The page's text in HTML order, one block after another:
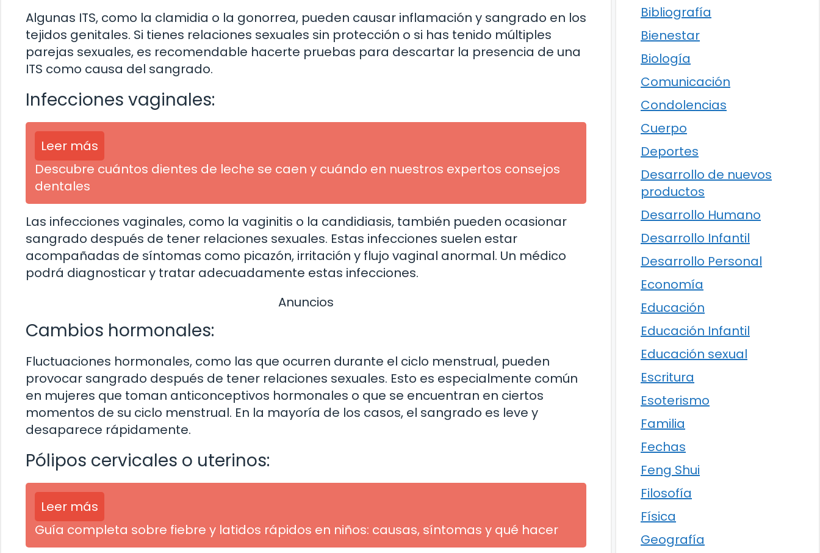
Algunas ITS, como la clamidia o la gonorrea, pueden causar inflamación y sangrado en los
tejidos genitales. Si tienes relaciones sexuales sin protección o si has tenido múltiples
parejas sexuales, es recomendable hacerte pruebas para descartar la presencia de una
ITS como causa del sangrado.
Infecciones vaginales:
Leer más
Descubre cuántos dientes de leche se caen y cuándo en nuestros expertos consejos
dentales
Las infecciones vaginales, como la vaginitis o la candidiasis, también pueden ocasionar
sangrado después de tener relaciones sexuales. Estas infecciones suelen estar
acompañadas de síntomas como picazón, irritación y flujo vaginal anormal. Un médico
podrá diagnosticar y tratar adecuadamente estas infecciones.
Anuncios
Cambios hormonales:
Fluctuaciones hormonales, como las que ocurren durante el ciclo menstrual, pueden
provocar sangrado después de tener relaciones sexuales. Esto es especialmente común
en mujeres que toman anticonceptivos hormonales o que se encuentran en ciertos
momentos de su ciclo menstrual. En la mayoría de los casos, el sangrado es leve y
desaparece rápidamente.
Pólipos cervicales o uterinos:
Leer más
Guía completa sobre fiebre y latidos rápidos en niños: causas, síntomas y qué hacer
Bibliografía
Bienestar
Biología
Comunicación
Condolencias
Cuerpo
Deportes
Desarrollo de nuevos
productos
Desarrollo Humano
Desarrollo Infantil
Desarrollo Personal
Economía
Educación
Educación Infantil
Educación sexual
Escritura
Esoterismo
Familia
Fechas
Feng Shui
Filosofía
Física
Geografía